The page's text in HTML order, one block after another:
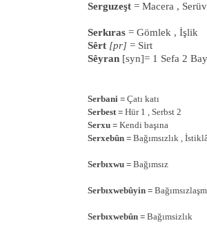
Serguzeşt= Macera ,
Serkıras= Gömlek , İşlik
Sêrt [pr] = Sirt
Sêyran[syn]= 1 Sefa 2
Serbani =Çatı katı
Serbest = Hür 1 , Serbst 2
Serxu = Kendi başına
Serxebûn = Bağımsızlık ,
Serbıxwu =Bağımsız
Serbıxwebûyin =
Serbıxwebûn =Bağımsizlık